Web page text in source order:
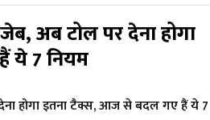
अब टोल पर देना होगा
ये 7 नियम
होगा इतना टैक्स, आज से बदल गए हैं ये 7